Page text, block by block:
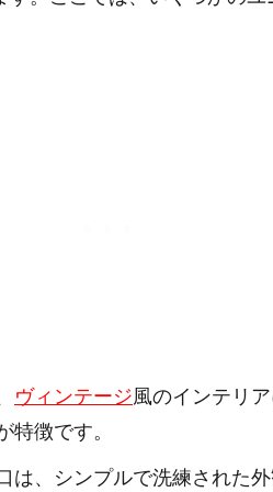
ヴィンテージ風のインテリ
特徴です。
は、シンプルで洗練された